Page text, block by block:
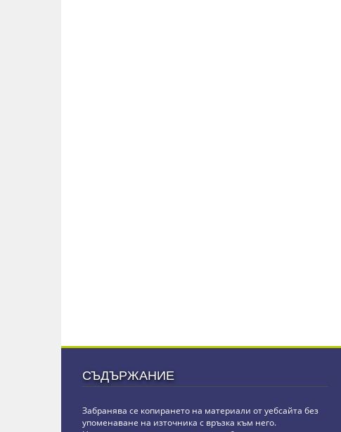
СЪДЪРЖАНИЕ
Забранява се копирането на материали от уебсайта без
упоменаване на източника с връзка към него.